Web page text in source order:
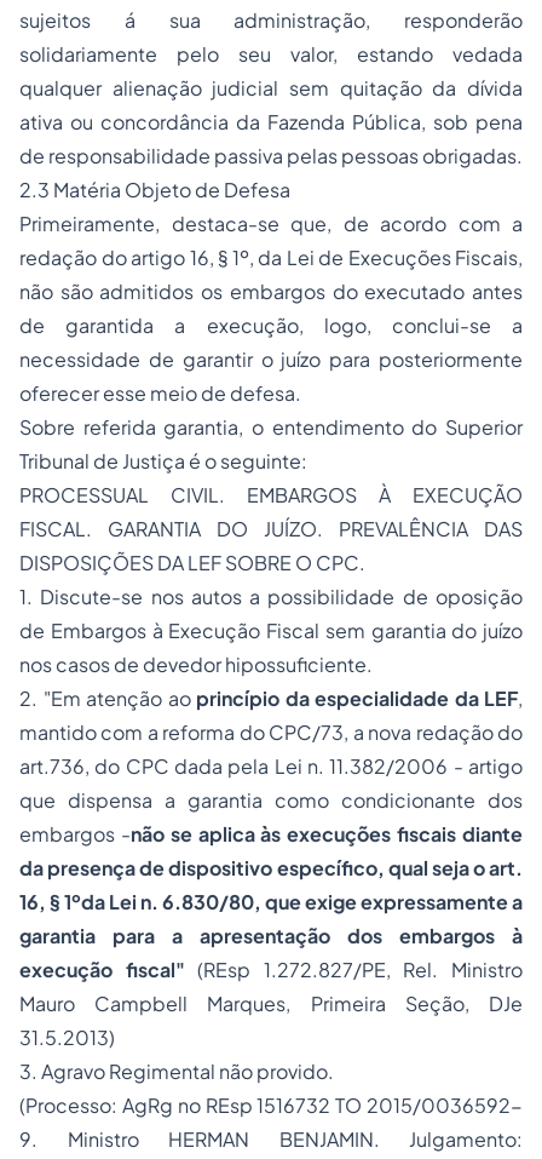
sujeitos á sua administração, responderão
solidariamente pelo seu valor, estando vedada
qualquer alienação judicial sem quitação da dívida
ativa ou concordância da Fazenda Pública, sob pena
de responsabilidade passiva pelas pessoas obrigadas.
2.3 Matéria Objeto de Defesa
Primeiramente, destaca-se que, de acordo com a
redação do artigo 16, § 1º, da Lei de Execuções Fiscais,
não são admitidos os embargos do executado antes
de garantida a execução, logo, conclui-se a
necessidade de garantir o juízo para posteriormente
oferecer esse meio de defesa.
Sobre referida garantia, o entendimento do Superior
Tribunal de Justiça é o seguinte:
PROCESSUAL CIVIL. EMBARGOS À EXECUÇÃO
FISCAL. GARANTIA DO JUÍZO. PREVALÊNCIA DAS
DISPOSIÇÕES DA LEF SOBRE O CPC.
1. Discute-se nos autos a possibilidade de oposição
de Embargos à Execução Fiscal sem garantia do juízo
nos casos de devedor hipossuficiente.
2. "Em atenção ao princípio da especialidade da LEF,
mantido com a reforma do CPC/73, a nova redação do
art.736, do CPC dada pela Lei n. 11.382/2006 - artigo
que dispensa a garantia como condicionante dos
embargos -não se aplica às execuções fiscais diante
da presença de dispositivo específico, qual seja o art.
16, § 1ºda Lei n. 6.830/80, que exige expressamente a
garantia para a apresentação dos embargos à
execução fiscal" (REsp 1.272.827/PE, Rel. Ministro
Mauro Campbell Marques, Primeira Seção, DJe
31.5.2013)
3. Agravo Regimental não provido.
(Processo: AgRg no REsp 1516732 TO 2015/0036592-
9. Ministro HERMAN BENJAMIN. Julgamento: